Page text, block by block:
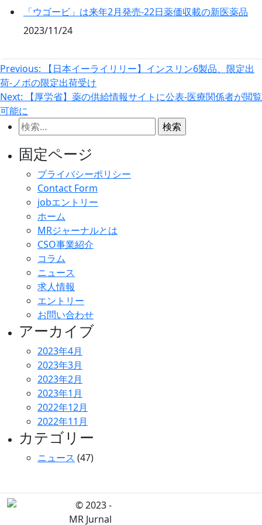
「ウゴービ」は来年2月発売‐22日薬価収載の新医薬品
2023/11/24
投
稿
ナ
ビ
ー
Previous:
【日本イーライリリー】インスリン6製品、限定出
荷‐ノボの限定出荷受け
Next:
【厚労省】薬の供給情報サイトに公表‐医療関係者が閲覧
可能に
検
索:
固定ページ
プライバシーポリシー
Contact Form
jobエントリー
ホーム
MRジャーナルとは
CSO事業紹介
コラム
ニュース
求人情報
エントリー
お問い合わせ
アーカイブ
2023年4月
2023年3月
2023年2月
2023年1月
2022年12月
2022年11月
カテゴリー
ニュース (47)
© 2023 -
MR Jurnal